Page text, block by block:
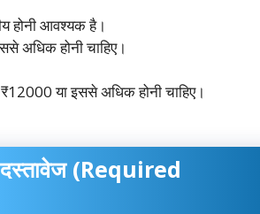
होनी आवश्यक है।
अधिक होनी चाहिए।
या इससे अधिक होनी चाहिए।
(Required